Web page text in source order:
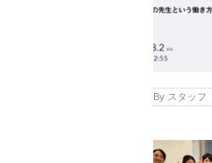
By スタッフ